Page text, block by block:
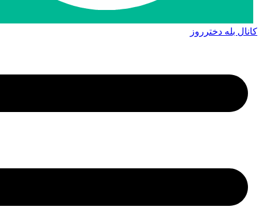
کانال بله دخترروز